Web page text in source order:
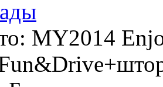
MY2014